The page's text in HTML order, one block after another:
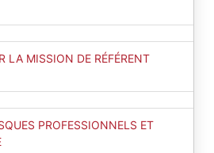
LA MISSION DE RÉFÉRENT
PROFESSIONNELS ET